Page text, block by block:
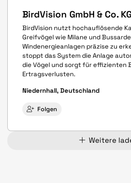
BirdVision GmbH & Co.
BirdVision nutzt hochauflösende
Greifvögel wie Milane und
Windenergieanlagen präzise zu
stoppt das System die Anlage
die Vögel und sorgt für effizienten
Ertragsverlusten.
Niedernhall, Deutschland
Folgen
Weitere